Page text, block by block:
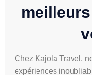
Chez Kajola Travel,
expériences